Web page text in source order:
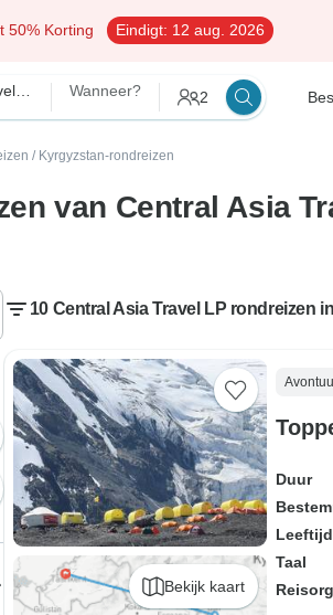
50% Korting Eindigt: 12 aug. 2026
Central Asia Travel LP Wanneer? 2
/ Kyrgyzstan-rondreizen
van Central Asia
10 Central Asia Travel LP rondreizen
Bekijk kaart
Duur
Taal